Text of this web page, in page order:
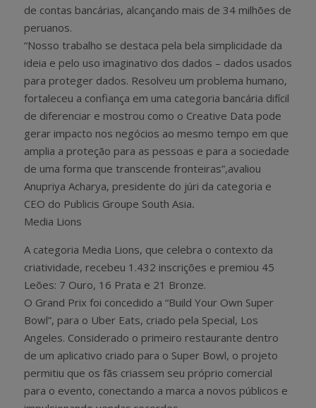
de contas bancárias, alcançando mais de 34 milhões de
peruanos.
“Nosso trabalho se destaca pela bela simplicidade da
ideia e pelo uso imaginativo dos dados – dados usados
para proteger dados. Resolveu um problema humano,
fortaleceu a confiança em uma categoria bancária difícil
de diferenciar e mostrou como o Creative Data pode
gerar impacto nos negócios ao mesmo tempo em que
amplia a proteção para as pessoas e para a sociedade
de uma forma que transcende fronteiras”,avaliou
Anupriya Acharya, presidente do júri da categoria e
CEO do Publicis Groupe South Asia.
Media Lions
A categoria Media Lions, que celebra o contexto da
criatividade, recebeu 1.432 inscrições e premiou 45
Leões: 7 Ouro, 16 Prata e 21 Bronze.
O Grand Prix foi concedido a “Build Your Own Super
Bowl”, para o Uber Eats, criado pela Special, Los
Angeles. Considerado o primeiro restaurante dentro
de um aplicativo criado para o Super Bowl, o projeto
permitiu que os fãs criassem seu próprio comercial
para o evento, conectando a marca a novos públicos e